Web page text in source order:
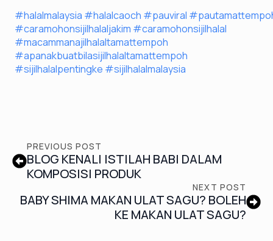
#halalmalaysia #halalcaoch #pauviral #pau
#caramohonsijilhalaljakim #caramohonsijilhalal
#macammanajilhalaltamattempoh
#apanakbuatbilasijilhalaltamattempoh
#sijilhalalpentingke #sijilhalalmalaysia
PREVIOUS POST
BLOG KENALI ISTILAH BABI DALAM
KOMPOSISI PRODUK
NEXT POST
BABY SHIMA MAKAN ULAT SAGU? BOLEH
KE MAKAN ULAT SAGU?